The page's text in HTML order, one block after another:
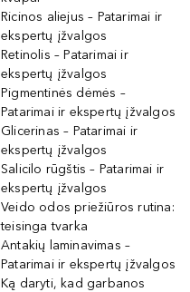
Ricinos aliejus – Patarimai ir
ekspertų įžvalgos
Retinolis – Patarimai ir
ekspertų įžvalgos
Pigmentinės dėmės –
Patarimai ir ekspertų įžvalgos
Glicerinas – Patarimai ir
ekspertų įžvalgos
Salicilo rūgštis – Patarimai ir
ekspertų įžvalgos
Veido odos priežiūros rutina:
teisinga tvarka
Antakių laminavimas –
Patarimai ir ekspertų įžvalgos
Ką daryti, kad garbanos